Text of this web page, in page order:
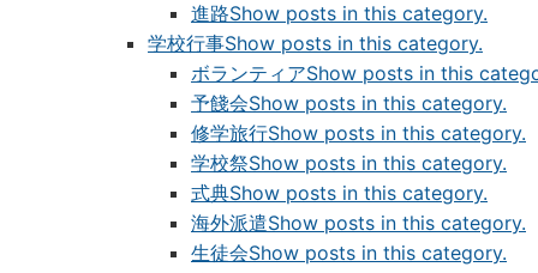
進路Show posts in this category.
学校行事Show posts in this category.
ボランティアShow posts in this
予餞会Show posts in this category.
修学旅行Show posts in this category.
学校祭Show posts in this category.
式典Show posts in this category.
海外派遣Show posts in this category.
生徒会Show posts in this category.